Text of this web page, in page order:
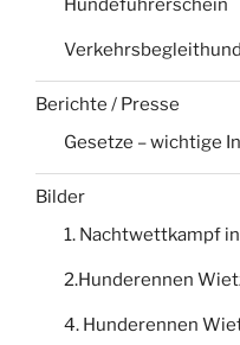
Hundeführerschein
Berichte / Presse
Gesetze – wichtige
Bilder
1. Nachtwettkampf
2.Hunderennen
4. Hunderennen